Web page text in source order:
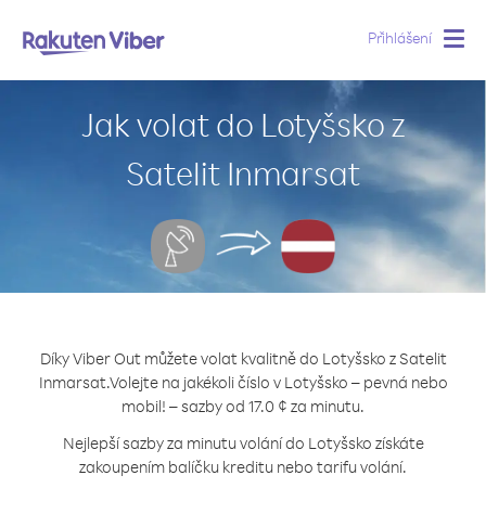
Přihlášení
Jak volat do Lotyšsko z
Satelit Inmarsat
Díky Viber Out můžete volat kvalitně do Lotyšsko z Satelit
Inmarsat.Volejte na jakékoli číslo v Lotyšsko – pevná nebo
mobil! – sazby od 17.0 ¢ za minutu.
Nejlepší sazby za minutu volání do Lotyšsko získáte
zakoupením balíčku kreditu nebo tarifu volání.